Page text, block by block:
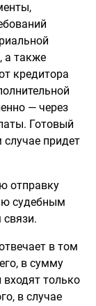
а также
кредитора
— через
Готовый
придет
отправку
судебным
в том
в сумму
только
в случае